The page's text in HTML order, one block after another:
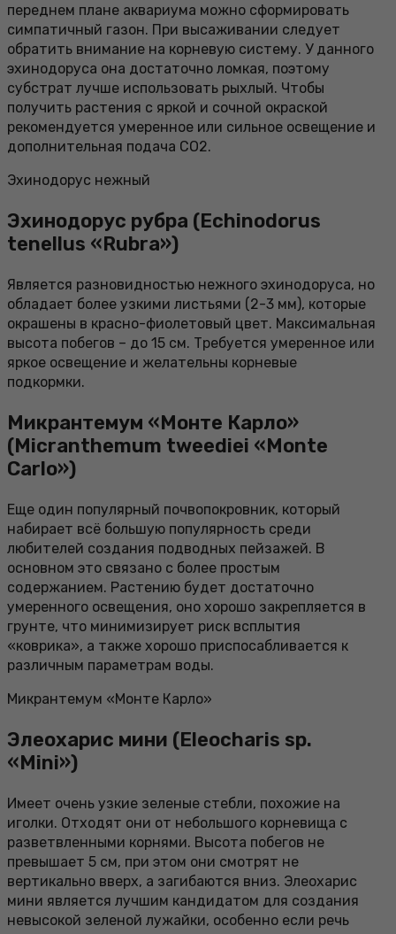
переднем плане аквариума можно сформировать
симпатичный газон. При высаживании следует
обратить внимание на корневую систему. У данного
эхинодоруса она достаточно ломкая, поэтому
субстрат лучше использовать рыхлый. Чтобы
получить растения с яркой и сочной окраской
рекомендуется умеренное или сильное освещение и
дополнительная подача СО2.
Эхинодорус нежный
Эхинодорус рубра (Echinodorus
tenellus «Rubra»)
Является разновидностью нежного эхинодоруса, но
обладает более узкими листьями (2-3 мм), которые
окрашены в красно-фиолетовый цвет. Максимальная
высота побегов – до 15 см. Требуется умеренное или
яркое освещение и желательны корневые
подкормки.
Микрантемум «Монте Карло»
(Micranthemum tweediei «Monte
Carlo»)
Еще один популярный почвопокровник, который
набирает всё большую популярность среди
любителей создания подводных пейзажей. В
основном это связано с более простым
содержанием. Растению будет достаточно
умеренного освещения, оно хорошо закрепляется в
грунте, что минимизирует риск всплытия
«коврика», а также хорошо приспосабливается к
различным параметрам воды.
Микрантемум «Монте Карло»
Элеохарис мини (Eleocharis sp.
«Mini»)
Имеет очень узкие зеленые стебли, похожие на
иголки. Отходят они от небольшого корневища с
разветвленными корнями. Высота побегов не
превышает 5 см, при этом они смотрят не
вертикально вверх, а загибаются вниз. Элеохарис
мини является лучшим кандидатом для создания
невысокой зеленой лужайки, особенно если речь